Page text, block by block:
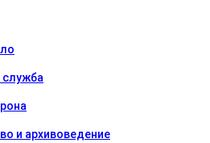
служба
и архивоведение